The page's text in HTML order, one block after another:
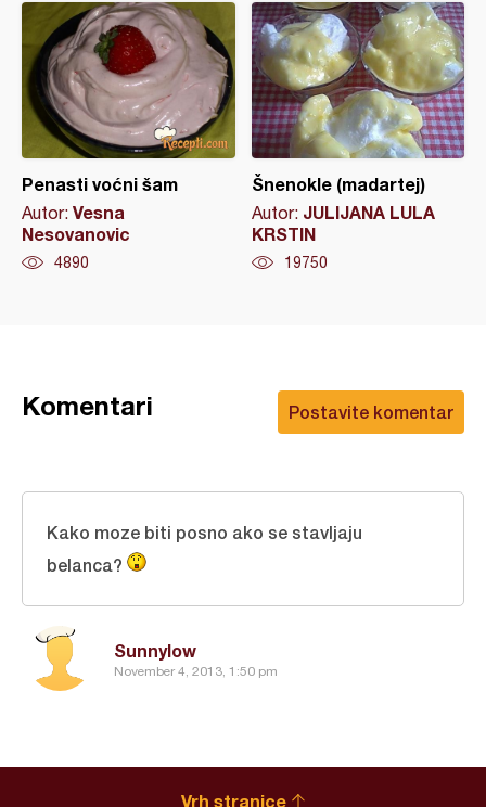
Penasti voćni šam
Autor: Vesna
Nesovanovic
4890
Šnenokle (madartej)
Autor: JULIJANA LULA
KRSTIN
19750
Postavite komentar
Komentari
Sunnylow
November 4, 2013, 1:50 pm
Kako moze biti posno ako se stavljaju
belanca?
Vrh stranice